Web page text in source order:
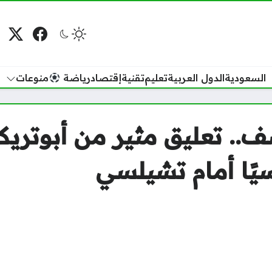
فيسبوك
السعوديةالدول العربيةتعليمتقنيةإقتصادرياضة منوعات
تعليق مثير من
أمام تشيلسي